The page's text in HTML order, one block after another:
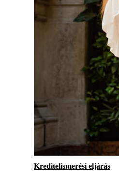
Kreditelismerési eljárás